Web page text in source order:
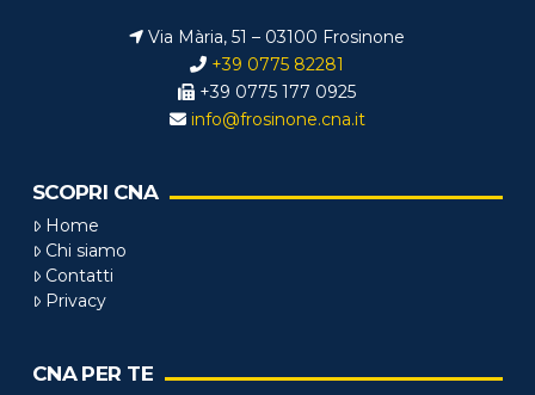
Via Mària, 51 – 03100 Frosinone
+39 0775 82281
+39 0775 177 0925
info@frosinone.cna.it
SCOPRI CNA
Home
Chi siamo
Contatti
Privacy
CNA PER TE